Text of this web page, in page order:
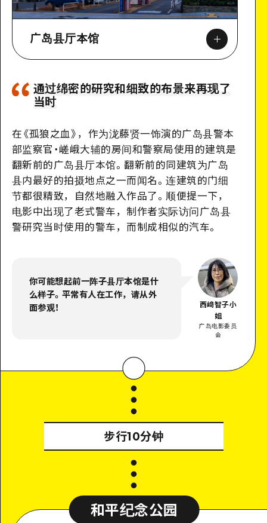
广岛县厅本馆
Google Maps
通过绵密的研究和细致的布景来再现了
当时
在《孤狼之血》，作为泷藤贤一饰演的广岛县警本
部监察官 ・嵯峨大辅的房间和警察局使用的建筑是
翻新前的广岛县厅本馆。翻新前的同建筑为广岛
县内最好的拍摄地点之一而闻名。连建筑的门细
节都很精致，自然地融入作品了。 顺便提一下，
电影中出现了老式警车，制作者实际访问广岛县
警研究当时使用的警车，而制成相似的汽车。
西﨑智子小
姐
广岛电影委员
会
你可能想起前一阵子县厅本馆是什
么样子。平常有人在工作，请从外
面参观！
步行10分钟
和平纪念公园